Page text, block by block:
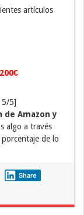
artículos
5/5]
de Amazon y
algo a través
de lo
Share